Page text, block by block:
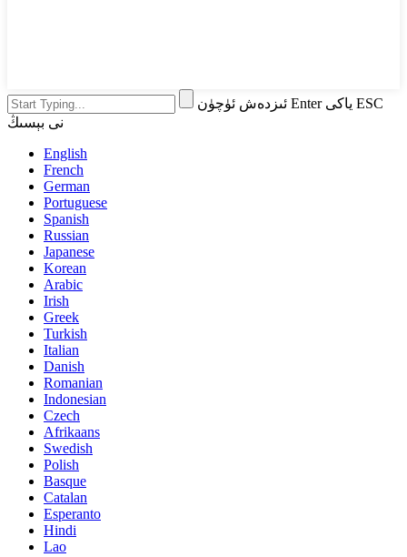
ئىزدەش ئۈچۈن Enter ياكى ESC
نى بېسىڭ
English
French
German
Portuguese
Spanish
Russian
Japanese
Korean
Arabic
Irish
Greek
Turkish
Italian
Danish
Romanian
Indonesian
Czech
Afrikaans
Swedish
Polish
Basque
Catalan
Esperanto
Hindi
Lao